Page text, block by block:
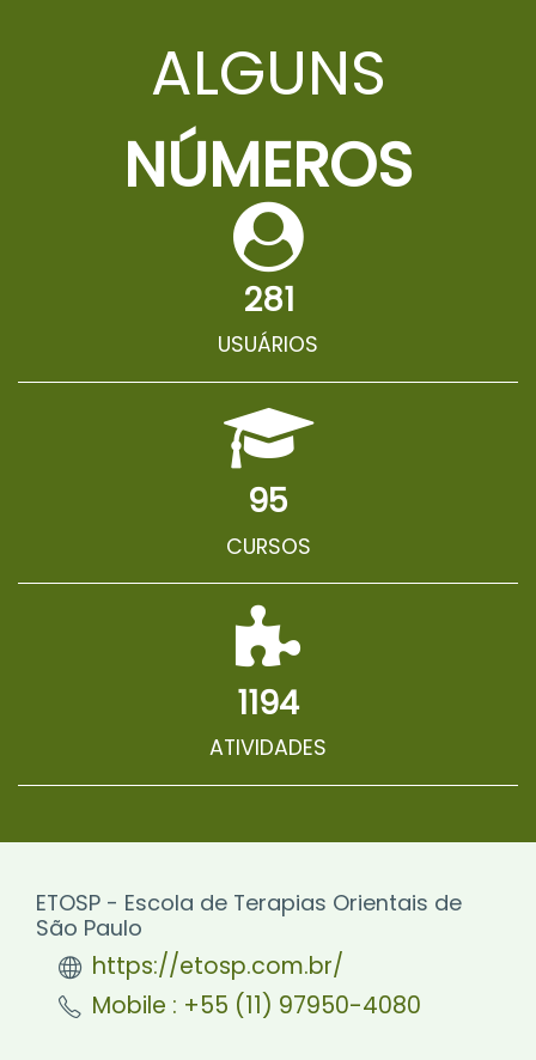
ALGUNS
NÚMEROS
281
USUÁRIOS
95
CURSOS
1194
ATIVIDADES
ETOSP - Escola de Terapias Orientais de
São Paulo
https://etosp.com.br/
Mobile : +55 (11) 97950-4080